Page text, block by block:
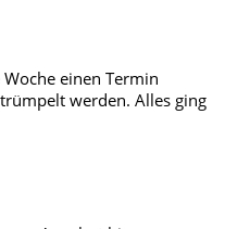
einen Termin
werden. Alles ging